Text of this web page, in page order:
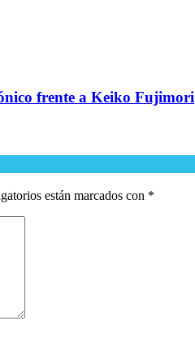
frente a Keiko Fujimori
están marcados con *